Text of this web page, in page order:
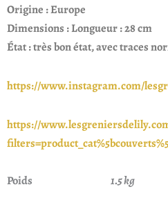
Origine : Europe
Dimensions : Longueur : 28 cm
État : très bon état, avec traces
https://www.instagram.com/
https://
Poids 1.5 kg